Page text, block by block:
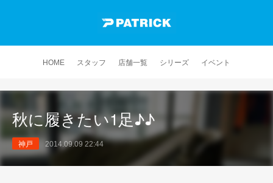
HOME スタッフ 店舗一覧 シリーズ イベント
秋に履きたい1足♪♪
神戸 2014.09.09 22:44